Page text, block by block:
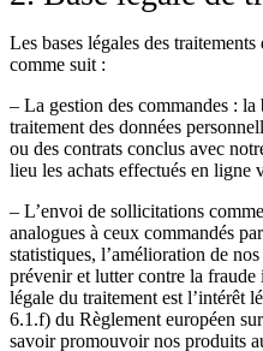
Les bases légales des
comme suit :
– La gestion des commandes :
traitement des données
ou des contrats conclus avec
lieu les achats effectués en ligne
– L’envoi de sollicitations
analogues à ceux commandés
statistiques, l’amélioration de
prévenir et lutter contre la
légale du traitement est l’intérêt
6.1.f) du Règlement européen
savoir promouvoir nos produits